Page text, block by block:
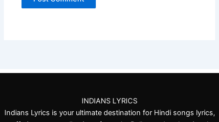
INDIANS LYRICS
Indians Lyrics is your ultimate destination for Hindi songs lyrics,